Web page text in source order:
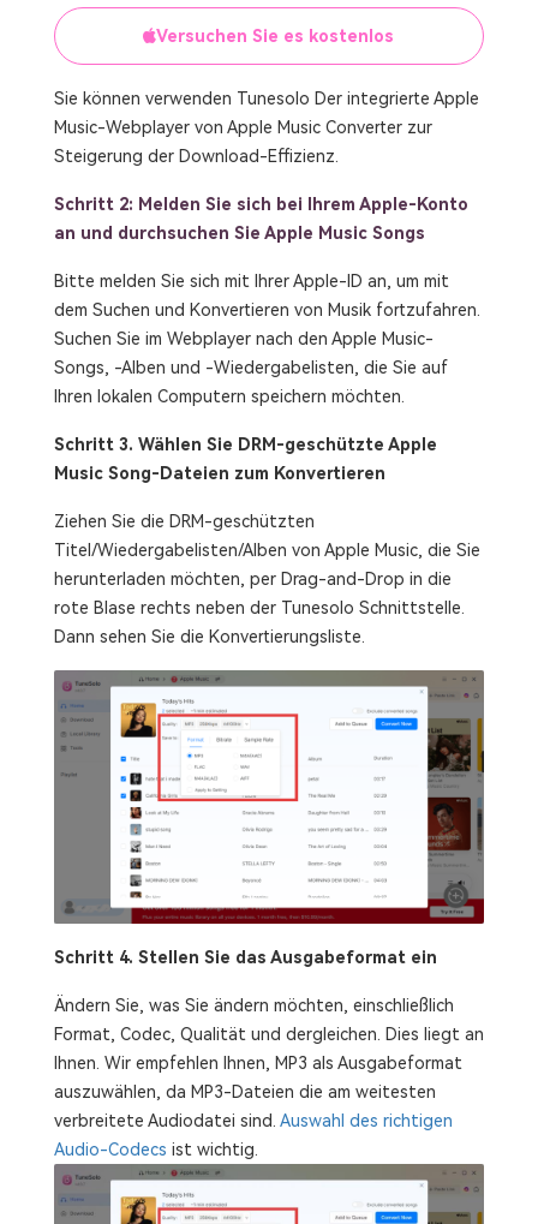
Versuchen Sie es kostenlos
Sie können verwenden Tunesolo Der integrierte Apple
Music-Webplayer von Apple Music Converter zur
Steigerung der Download-Effizienz.
Schritt 2: Melden Sie sich bei Ihrem Apple-Konto
an und durchsuchen Sie Apple Music Songs
Bitte melden Sie sich mit Ihrer Apple-ID an, um mit
dem Suchen und Konvertieren von Musik fortzufahren.
Suchen Sie im Webplayer nach den Apple Music-
Songs, -Alben und -Wiedergabelisten, die Sie auf
Ihren lokalen Computern speichern möchten.
Schritt 3. Wählen Sie DRM-geschützte Apple
Music Song-Dateien zum Konvertieren
Ziehen Sie die DRM-geschützten
Titel/Wiedergabelisten/Alben von Apple Music, die Sie
herunterladen möchten, per Drag-and-Drop in die
rote Blase rechts neben der Tunesolo Schnittstelle.
Dann sehen Sie die Konvertierungsliste.
Schritt 4. Stellen Sie das Ausgabeformat ein
Ändern Sie, was Sie ändern möchten, einschließlich
Format, Codec, Qualität und dergleichen. Dies liegt an
Ihnen. Wir empfehlen Ihnen, MP3 als Ausgabeformat
auszuwählen, da MP3-Dateien die am weitesten
verbreitete Audiodatei sind. Auswahl des richtigen
Audio-Codecs ist wichtig.